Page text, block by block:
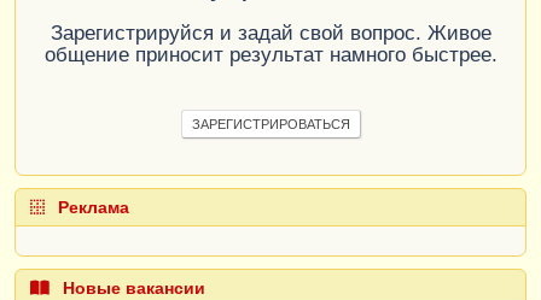
Зарегистрируйся и задай свой вопрос. Живое
общение приносит результат намного быстрее.
ЗАРЕГИСТРИРОВАТЬСЯ
Реклама
Новые вакансии